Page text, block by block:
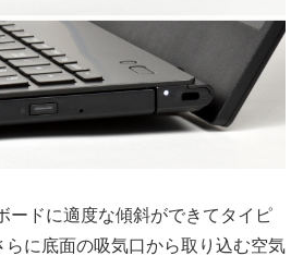
ードに適度な傾斜ができてタイピ
らに底面の吸気口から取り込む空気